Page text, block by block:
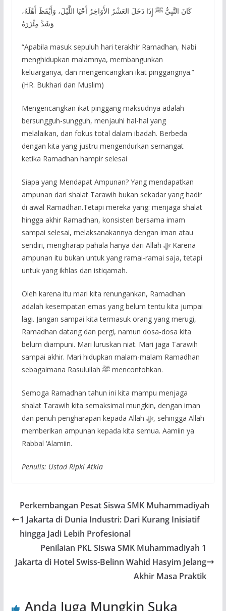
كَانَ النَّبِيُّ ﷺ إِذَا دَخَلَ العَشْرُ الأَوَاخِرُ أَحْيَا اللَّيْلَ، وَأَيْقَظَ أَهْلَهُ،
وَشَدَّ مِئْزَرَهُ
“Apabila masuk sepuluh hari terakhir Ramadhan, Nabi
menghidupkan malamnya, membangunkan
keluarganya, dan mengencangkan ikat pinggangnya.”
(HR. Bukhari dan Muslim)
Mengencangkan ikat pinggang maksudnya adalah
bersungguh-sungguh, menjauhi hal-hal yang
melalaikan, dan fokus total dalam ibadah. Berbeda
dengan kita yang justru mengendurkan semangat
ketika Ramadhan hampir selesai
Siapa yang Mendapat Ampunan? Yang mendapatkan
ampunan dari shalat Tarawih bukan sekadar yang hadir
di awal Ramadhan.Tetapi mereka yang: menjaga shalat
hingga akhir Ramadhan, konsisten bersama imam
sampai selesai, melaksanakannya dengan iman atau
sendiri, mengharap pahala hanya dari Allah ﷻ Karena
ampunan itu bukan untuk yang ramai-ramai saja, tetapi
untuk yang ikhlas dan istiqamah.
Oleh karena itu mari kita renungankan, Ramadhan
adalah kesempatan emas yang belum tentu kita jumpai
lagi. Jangan sampai kita termasuk orang yang merugi,
Ramadhan datang dan pergi, namun dosa-dosa kita
belum diampuni. Mari luruskan niat. Mari jaga Tarawih
sampai akhir. Mari hidupkan malam-malam Ramadhan
sebagaimana Rasulullah ﷺ mencontohkan.
Semoga Ramadhan tahun ini kita mampu menjaga
shalat Tarawih kita semaksimal mungkin, dengan iman
dan penuh pengharapan kepada Allah ﷻ, sehingga Allah
memberikan ampunan kepada kita semua. Aamiin ya
Rabbal ‘Alamiin.
Penulis: Ustad Ripki Atkia
Perkembangan Pesat Siswa SMK Muhammadiyah
1 Jakarta di Dunia Industri: Dari Kurang Inisiatif
hingga Jadi Lebih Profesional
Penilaian PKL Siswa SMK Muhammadiyah 1
Jakarta di Hotel Swiss-Belinn Wahid Hasyim Jelang
Akhir Masa Praktik
Anda Juga Mungkin Suka